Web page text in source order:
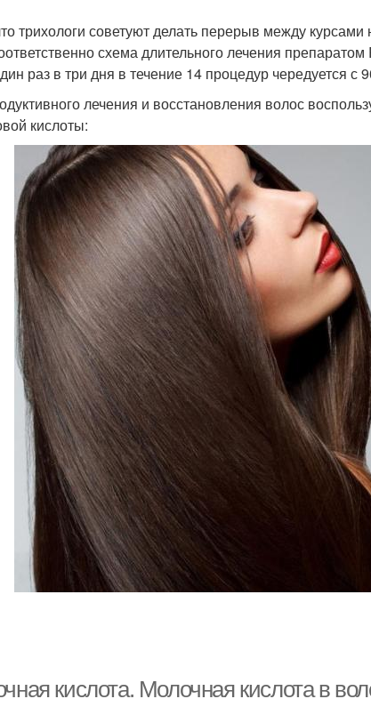
трихологи советуют делать перерыв между
схема длительного лечения
раз в три дня в течение 14 процедур чередуется
лечения и восстановления волос
кислоты:
кислота. Молочная кислота в